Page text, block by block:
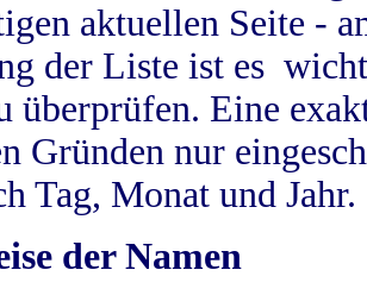
aktuellen Seite -
der Liste ist es
überprüfen. Eine
Gründen nur
Tag, Monat und Jahr.
der Namen